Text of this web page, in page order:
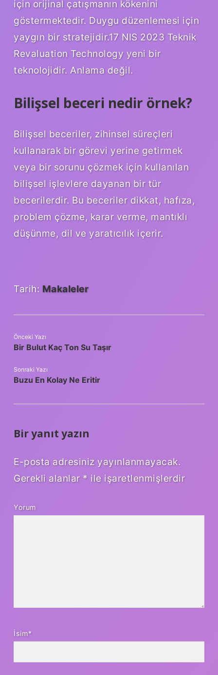
için orijinal çatışmanın kökenini
göstermektedir. Duygu düzenlemesi için
yaygın bir stratejidir.17 NIS 2023 Teknik
Revaluation Technology yeni bir
teknolojidir. Anlama değil.
Bilişsel beceri nedir örnek?
Bilişsel beceriler, zihinsel süreçleri
kullanarak bir görevi yerine getirmek
veya bir sorunu çözmek için kullanılan
bilişsel işlevlere dayanan bir tür
becerilerdir. Bu beceriler dikkat, hafıza,
problem çözme, karar verme, mantıklı
düşünme, dil ve yaratıcılık içerir.
Tarih: Makaleler
Önceki Yazı
Bir Bulut Kaç Ton Su Taşır
Sonraki Yazı
Buzu En Kolay Ne Eritir
Bir yanıt yazın
E-posta adresiniz yayınlanmayacak.
Gerekli alanlar * ile işaretlenmişlerdir
Yorum
İsim*